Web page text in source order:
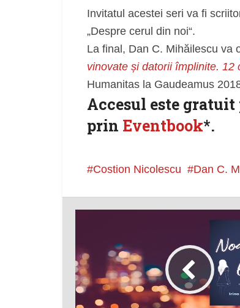
Invitatul acestei seri va fi
„Despre cerul din noi“.
La final, Dan C. Mihăilescu va
vinovate și datorii împlinite. 12
Humanitas la Gaudeamus
Accesul este gratuit
prin Eventbook*.
Costion Nicolescu Dan C.